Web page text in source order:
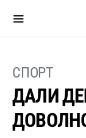
СПОРТ
ДАЛИ